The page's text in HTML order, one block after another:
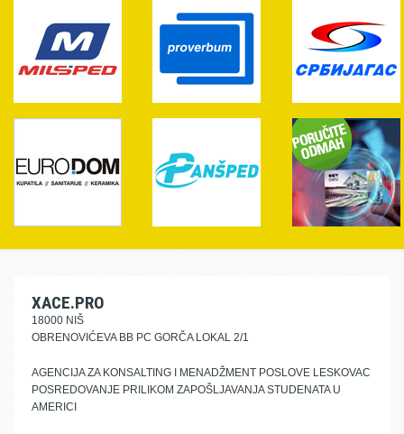
XACE.PRO
18000 NIŠ
OBRENOVIĆEVA BB PC GORČA LOKAL 2/1
AGENCIJA ZA KONSALTING I MENADŽMENT POSLOVE LESKOVAC
POSREDOVANJE PRILIKOM ZAPOŠLJAVANJA STUDENATA U
AMERICI